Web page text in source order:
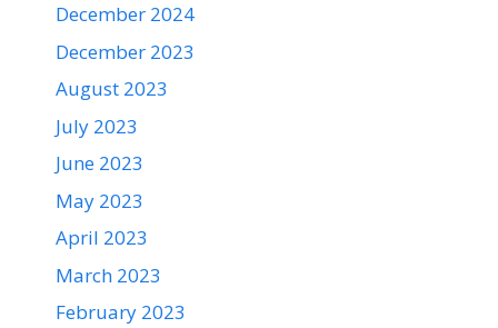
December 2024
December 2023
August 2023
July 2023
June 2023
May 2023
April 2023
March 2023
February 2023